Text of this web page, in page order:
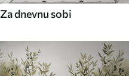
Za dnevnu sobi